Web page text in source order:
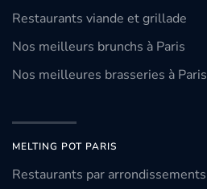
Restaurants viande et grillade
Nos meilleurs brunchs à Paris
Nos meilleures brasseries à Paris
MELTING POT PARIS
Restaurants par arrondissements